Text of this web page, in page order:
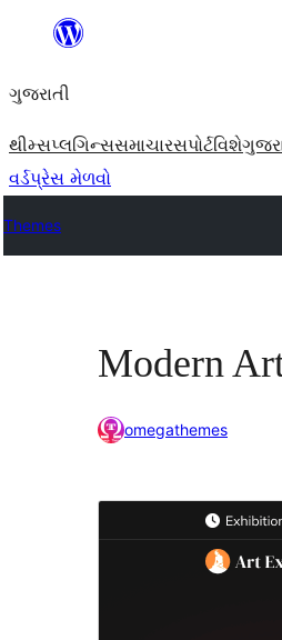
કંટેન્ટ(લખાણ)
જાઓ
ગુજરાતી
થીમ્સપ્લગિન્સસમાચારસપોર્ટવિશે
વર્ડપ્રેસ મેળવો
Themes
Modern
omegathemes